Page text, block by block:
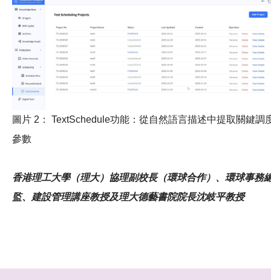
圖片 2： TextSchedule功能：從自然語言描述中提取關鍵調
參數
香港理工大學（理大）協理副校長（環球合作）、環球事務
監、建設管理講座教授及理大德藝書院院長沈岐平教授